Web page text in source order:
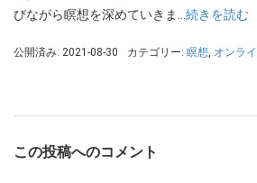
びながら瞑想を深めていきま…続きを読む
公開済み: 2021-08-30 カテゴリー: 瞑想, オンラ
この投稿へのコメント